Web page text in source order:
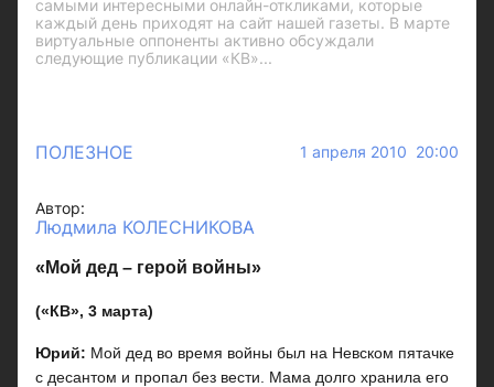
самыми интересными онлайн-откликами, которые
каждый день приходят на сайт нашей газеты. В марте
виртуальные оппоненты активно обсуждали
следующие публикации «КВ»...
ПОЛЕЗНОЕ 1 апреля 2010 20:00
Автор:
Людмила КОЛЕСНИКОВА
«Мой дед – герой войны»
(«КВ», 3 марта)
Юрий: Мой дед во время войны был на Невском пятачке
с десантом и пропал без вести. Мама долго хранила его